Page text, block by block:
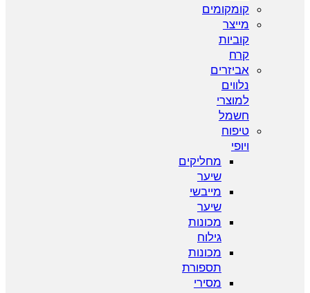
קומקומים
מייצר
קוביות
אביזרים
נלווים
למוצרי
חשמל
טיפוח
מחליקים
מייבשי
מכונות
מכונות
תספורת
מסירי